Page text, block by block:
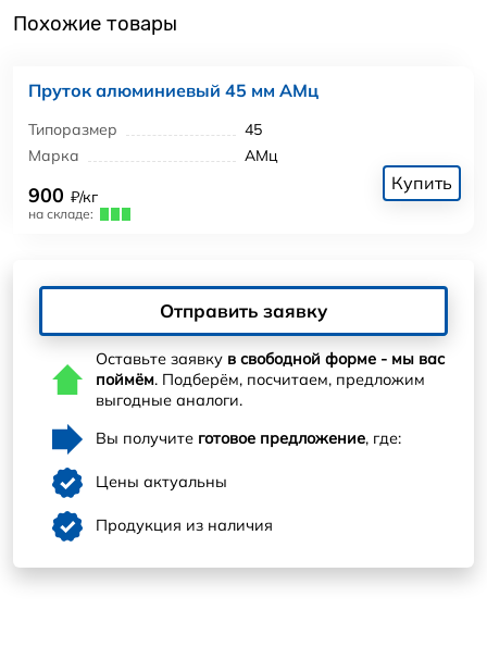
Похожие товары
Пруток алюминиевый 45 мм АМц
Типоразмер
45
Марка
АМц
900 ₽/кг
на складе:
Купить
Отправить заявку
Оставьте заявку в свободной форме - мы вас
поймём. Подберём, посчитаем, предложим
выгодные аналоги.
Вы получите готовое предложение, где:
Цены актуальны
Продукция из наличия